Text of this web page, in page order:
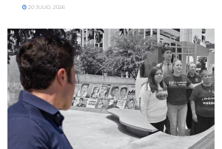
20 JULIO, 2026